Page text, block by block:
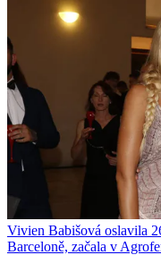
Vivien Babišová oslavila
Barceloně, začala v